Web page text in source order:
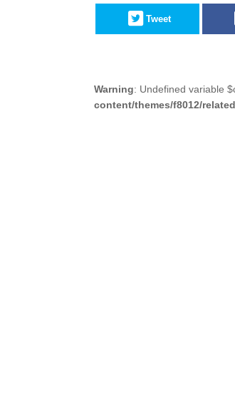
Tweet
Warning: Undefined variable
content/themes/f8012/